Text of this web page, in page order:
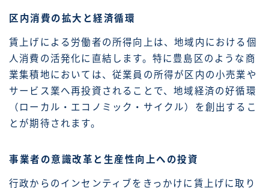
区内消費の拡大と経済循環
賃上げによる労働者の所得向上は、地域内における個
人消費の活発化に直結します。特に豊島区のような商
業集積地においては、従業員の所得が区内の小売業や
サービス業へ再投資されることで、地域経済の好循環
（ローカル・エコノミック・サイクル）を創出するこ
とが期待されます。
事業者の意識改革と生産性向上への投資
行政からのインセンティブをきっかけに賃上げに取り